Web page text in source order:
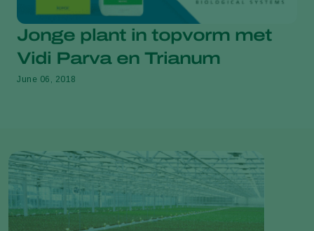
Jonge plant in topvorm met
Vidi Parva en Trianum
June 06, 2018